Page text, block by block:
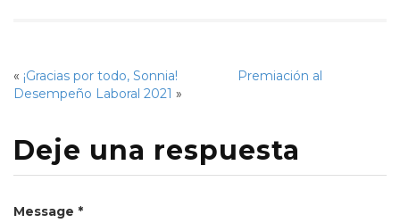
« ¡Gracias por todo, Sonnia!
Premiación al
Desempeño Laboral 2021 »
Deje una respuesta
Message *